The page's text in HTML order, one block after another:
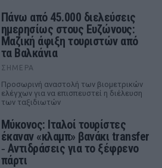
Πάνω από 45.000 διελεύσεις
ημερησίως στους Ευζώνους:
Μαζική άφιξη τουριστών από
τα Βαλκάνια
ΣΉΜΕΡΑ
Προσωρινή αναστολή των βιομετρικών
ελέγχων για να επισπευστεί η διέλευση
των ταξιδιωτών
Μύκονος: Ιταλοί τουρίστες
έκαναν «κλαμπ» βανάκι transfer
‑ Αντιδράσεις για το ξέφρενο
πάρτι